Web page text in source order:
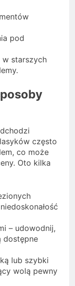
pod
starszych
często
co może
Oto kilka
– udowodnij,
dostępne
lub szybki
wolą pewny